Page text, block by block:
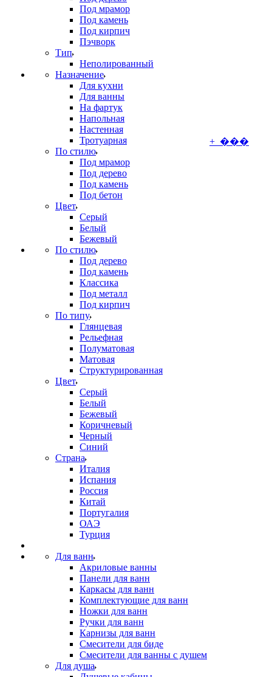
Под мрамор
Под камень
Под кирпич
Пэчворк
Тип
Неполированный
Назначение
Для кухни
Для ванны
На фартук
Напольная
Настенная
Тротуарная
По стилю
Под мрамор
Под дерево
Под камень
Под бетон
Цвет
Серый
Белый
Бежевый
По стилю
Под дерево
Под камень
Классика
Под металл
Под кирпич
По типу
Глянцевая
Рельефная
Полуматовая
Матовая
Структурированная
Цвет
Серый
Белый
Бежевый
Коричневый
Черный
Синий
Страна
Италия
Испания
Россия
Китай
Португалия
ОАЭ
Турция
Для ванн
Акриловые ванны
Панели для ванн
Каркасы для ванн
Комплектующие для ванн
Ножки для ванн
Ручки для ванн
Карнизы для ванн
Смесители для биде
Смесители для ванны с душем
Для душа
+ ���